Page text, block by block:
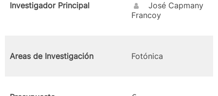
Investigador Principal
José Capmany
Francoy
Areas de Investigación Fotónica